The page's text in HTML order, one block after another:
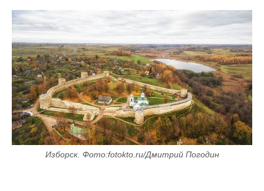
Изборск. Фото:fotokto.ru/Дмитрий Погодин